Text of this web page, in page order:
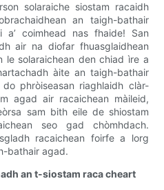
solaraiche siostam racaidh
an taigh-bathair
coimhead nas fhaide! San
air na diofar fhuasglaidhean
le solaraichean den chiad ìre a
àite an taigh-bathair
phròiseasan riaghlaidh clàr-
agad air racaichean màileid,
sam bith eile de shiostam
seo gad chòmhdach.
racaichean foirfe a lorg
bathair agad.
an t-siostam raca cheart